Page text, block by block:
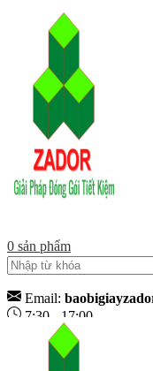
0 sản phẩm
Email:
7:30 - 17:00